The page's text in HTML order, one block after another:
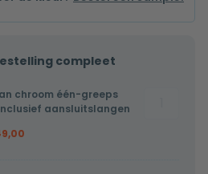
compleet
chroom één-greeps
aansluitslangen